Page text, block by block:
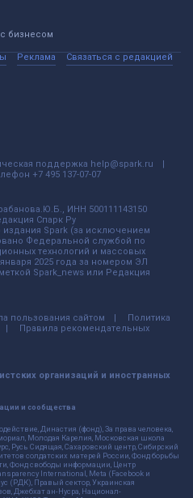
бизнесом
Реклама Связаться с редакцией
поддержка help@spark.ru
+7 495 137-07-07
ИНН 500111143150
Спарк Ру
Spark (за исключением
Федеральной службой по
технологий и массовых
2025 года за номером ЭЛ
Spark_news или Редакция
пользования сайтом
Политика
Правила рекомендательных
организаций и иностранных
и сообщества
Династия (фонд), За права человека,
Молодая Карелия, Московская школа
Русь Сидящая, Сахаровский центр, Сибирский
солдатских матерей России, Фонд борьбы
Фонд свободы информации, Центр
International, Meta (Facebook и
(РДК), Правый сектор, Украинская
Джебхат ан-Нусра, Национал-